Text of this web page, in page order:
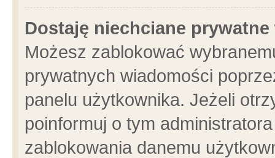
Dostaję niechciane
Możesz zablokować
prywatnych wiadomości
panelu użytkownika. Jeżeli
poinformuj o tym
zablokowania danemu